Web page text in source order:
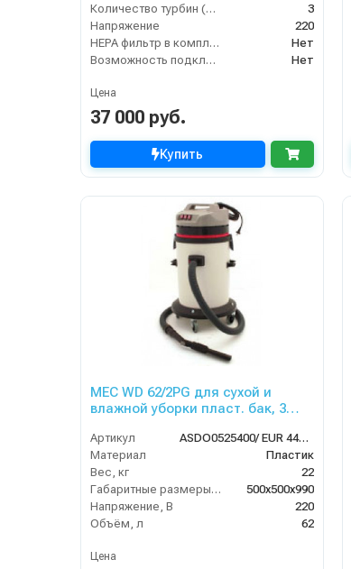
Количество турбин (шт)
3
Напряжение
220
HEPA фильтр в комплекте
Нет
Возможность подключения электрощетки
Нет
Цена
37 000 руб.
Купить
MEC WD 62/2PG для сухой и
влажной уборки пласт. бак, 3
Артикул
ASDO0525400/ EUR 440 S/XP
Материал
Пластик
Вес, кг
22
Габаритные размеры, мм
500х500х990
Напряжение, В
220
Объём, л
62
Цена